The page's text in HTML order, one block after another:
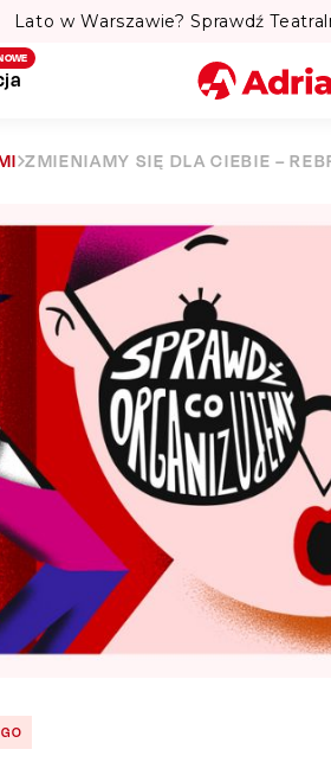
Lato w Warszawie? Sprawdź
ZMIENIAMY SIĘ DLA CIEBIE –